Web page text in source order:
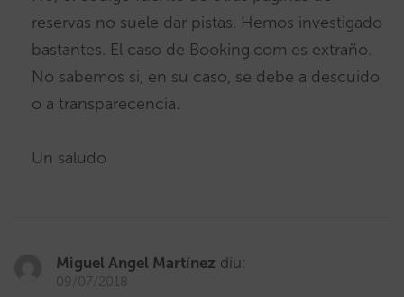
reservas no suele dar pistas. Hemos investigado
bastantes. El caso de Booking.com es extraño.
No sabemos si, en su caso, se debe a descuido
o a transparecencia.
Un saludo
Miguel Angel Martínez diu:
09/07/2018